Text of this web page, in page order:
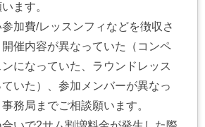
ます。
加費/レッスンフィなどを徴収さ
催内容が異なっていた（コンペ
になっていた、ラウンドレッス
いた）、参加メンバーが異なっ
務局までご相談願います。